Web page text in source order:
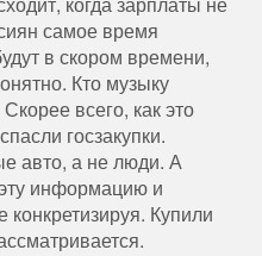
самое время
в скором времени,
Кто музыку
всего, как это
госзакупки.
авто, а не люди. А
информацию и
Купили